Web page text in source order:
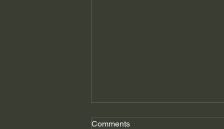
Comments